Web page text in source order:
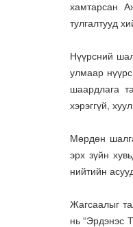
хамтарсан
тулгалтууд
Нүүрсний
улмаар
шаардлага
хэрэггүй,
Мөрдөн
эрх зүйн
нийтийн
Жагсаалыг
нь “Эрдэнэс